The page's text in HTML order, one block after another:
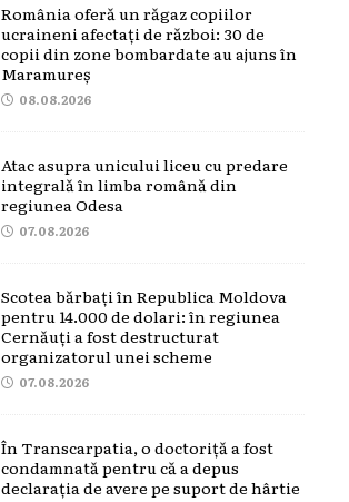
România oferă un răgaz copiilor
ucraineni afectați de război: 30 de
copii din zone bombardate au ajuns în
Maramureș
08.08.2026
Atac asupra unicului liceu cu predare
integrală în limba română din
regiunea Odesa
07.08.2026
Scotea bărbați în Republica Moldova
pentru 14.000 de dolari: în regiunea
Cernăuți a fost destructurat
organizatorul unei scheme
07.08.2026
În Transcarpatia, o doctoriță a fost
condamnată pentru că a depus
declarația de avere pe suport de hârtie